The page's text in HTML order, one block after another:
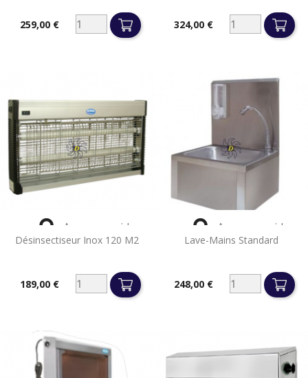
Prix259,00 € Prix324,00 €
Désinsectiseur Inox 120 M2
189,00 €
 Aperçu rapide
Lave-Mains Standard
Prix248,00 €
 Aperçu rapide